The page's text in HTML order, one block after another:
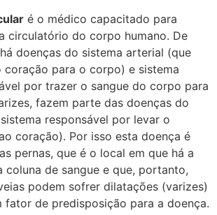
é o médico capacitado para
circulatório do corpo humano. De
doenças do sistema arterial (que
coração para o corpo) e sistema
por trazer o sangue do corpo para
fazem parte das doenças do
responsável por levar o
coração). Por isso esta doença é
pernas, que é o local em que há a
coluna de sangue e que, portanto,
podem sofrer dilatações (varizes)
fator de predisposição para a doença.